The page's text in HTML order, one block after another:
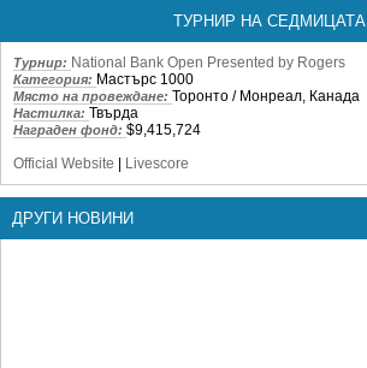
ТУРНИР НА СЕДМИЦАТА
Турнир: National Bank Open Presented by Rogers
Категория: Мастърс 1000
Място на провеждане: Торонто / Монреал, Канада
Настилка: Твърда
Награден фонд: $9,415,724
Official Website
Livescore
ДРУГИ НОВИНИ